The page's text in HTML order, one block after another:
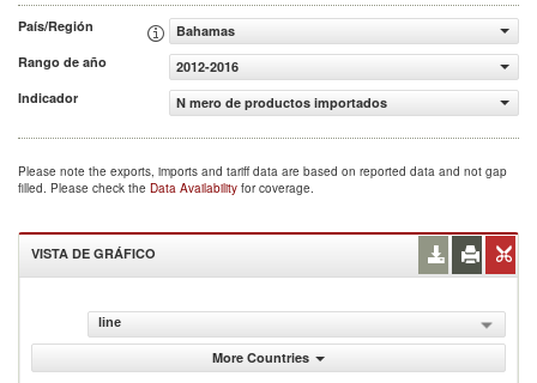
País/Región
Bahamas
Rango de año
2012-2016
Indicador
N mero de productos importados
Please note the exports, imports and tariff data are based on reported data and not gap
filled. Please check the Data Availability for coverage.
VISTA DE GRÁFICO
line
More Countries